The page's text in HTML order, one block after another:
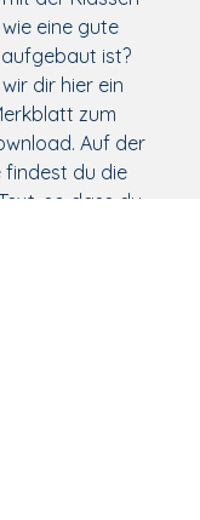
eine gute
ist?
dir hier ein
zum
Auf der
findest du die
so dass du